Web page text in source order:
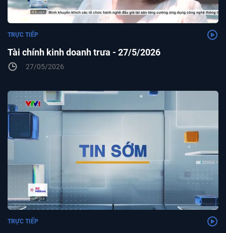
Tài chính kinh doanh trưa - 27/5/2026
TRỰC TIẾP
27/05/2026
TRỰC TIẾP